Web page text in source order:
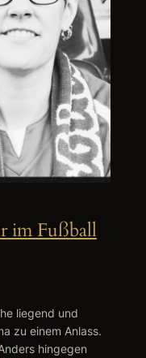
im Fußball
liegend und
zu einem Anlass.
hingegen